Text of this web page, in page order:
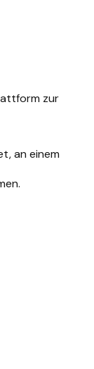
zur
an einem